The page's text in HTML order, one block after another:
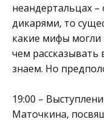
неандертальцах
дикарями, то
какие мифы могли
чем
знаем. Но
19:00 –
Маточкина,